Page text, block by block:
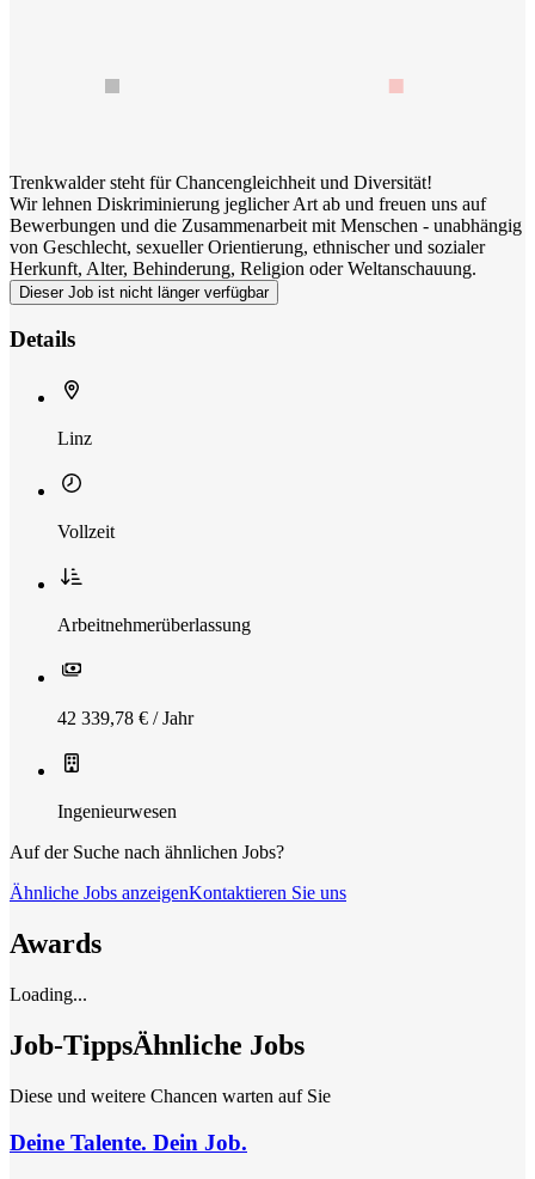
Trenkwalder steht für Chancengleichheit und Diversität!
Wir lehnen Diskriminierung jeglicher Art ab und freuen uns auf
Bewerbungen und die Zusammenarbeit mit Menschen - unabhängig
von Geschlecht, sexueller Orientierung, ethnischer und sozialer
Herkunft, Alter, Behinderung, Religion oder Weltanschauung.
Dieser Job ist nicht länger verfügbar
Details
Linz
Vollzeit
Arbeitnehmerüberlassung
42 339,78 € / Jahr
Ingenieurwesen
Auf der Suche nach ähnlichen Jobs?
Ähnliche Jobs anzeigenKontaktieren Sie uns
Awards
Loading...
Job-TippsÄhnliche Jobs
Diese und weitere Chancen warten auf Sie
Deine Talente. Dein Job.